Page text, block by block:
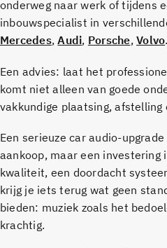
onderweg naar werk of tijdens
inbouwspecialist in
Mercedes,Audi, Porsche,Volvo.
Een advies: laat het
komt niet alleen van goede
vakkundige plaatsing, afstelling
Een serieuze car audio-
aankoop, maar een investering
kwaliteit, een doordacht
krijg je iets terug wat geen
bieden: muziek zoals het
krachtig.